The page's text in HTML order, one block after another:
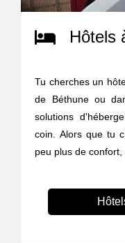
Hôtels
Tu cherches un
de Béthune ou
solutions
coin. Alors que tu
peu plus de